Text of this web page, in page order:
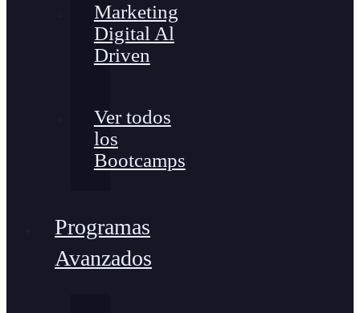
Marketing
Digital Al
Driven
Ver todos
los
Bootcamps
Programas
Avanzados